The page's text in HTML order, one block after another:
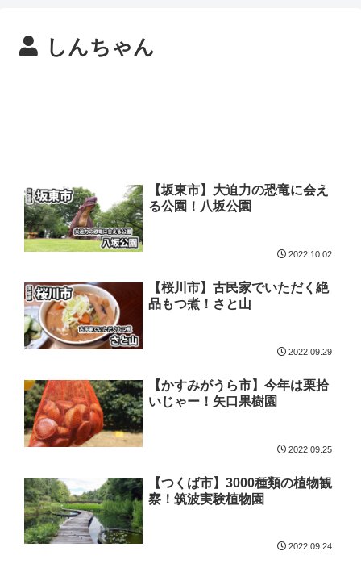
しんちゃん
【坂東市】大迫力の恐竜に会え
る公園！八坂公園
2022.10.02
【桜川市】古民家でいただく絶
品もつ煮！さと山
2022.09.29
【かすみがうら市】今年は栗拾
いじゃー！矢口果樹園
2022.09.25
【つくば市】3000種類の植物観
察！筑波実験植物園
2022.09.24